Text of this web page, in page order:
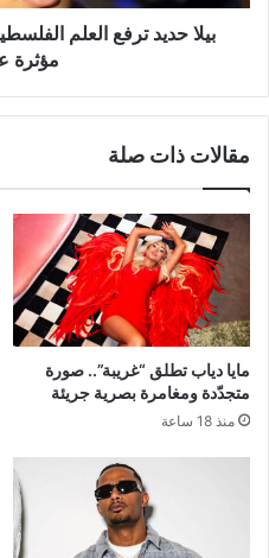
رسالة
مؤثرةبيلا حديد ترفع العلم
مؤثرة
مقالات ذات صلة
مايا دياب تطلق “غريبة”.. صورة
متجدّدة ومغامرة بصرية جريئة
منذ 18 ساعة